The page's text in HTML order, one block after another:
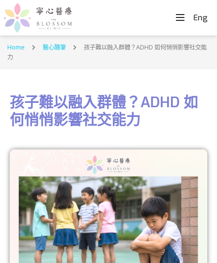
Eng
Home 醫心隨筆
孩子難以融入群體？ADHD 如何悄悄影響社交能
力
孩子難以融入群體？ADHD 如
何悄悄影響社交能力